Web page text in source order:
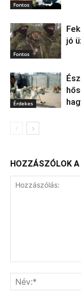
Fontos
Fontos
jó
Érdekes
HOZZÁSZÓLOK A